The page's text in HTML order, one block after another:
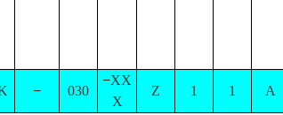
− 030
−XX
X
Z 1 1 A